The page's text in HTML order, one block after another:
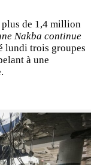
de 1,4 million
Nakba continue
lundi trois groupes
à une